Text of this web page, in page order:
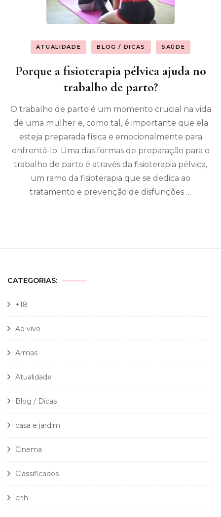
ATUALIDADE BLOG / DICAS SAÚDE
Porque a fisioterapia pélvica ajuda no
trabalho de parto?
O trabalho de parto é um momento crucial na vida
de uma mulher e, como tal, é importante que ela
esteja preparada física e emocionalmente para
enfrentá-lo. Uma das formas de preparação para o
trabalho de parto é através da fisioterapia pélvica,
um ramo da fisioterapia que se dedica ao
tratamento e prevenção de disfunções …
CATEGORIAS:
+18
Ao vivo
Armas
Atualidade
Blog / Dicas
casa e jardim
Cinema
Classificados
cnh